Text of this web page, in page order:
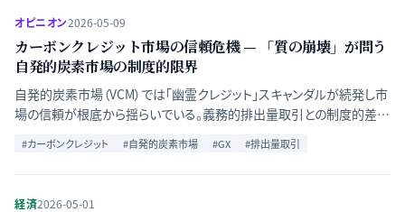
オピニオン2026-05-09
カーボンクレジット市場の信頼危機 — 「質の崩壊」が問う
自発的炭素市場の制度的限界
自発的炭素市場（VCM）では「幽霊クレジット」スキャンダルが続発し市
場の信頼が根底から揺らいでいる。義務的排出量取引との制度的差異
の条件を論じる。
#カーボンクレジット #自発的炭素市場 #GX #排出量取引
経済2026-05-01